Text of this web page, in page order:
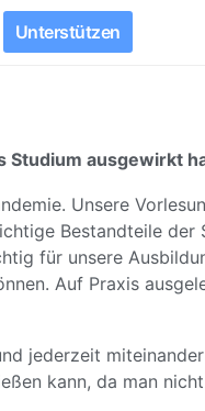
Unterstützen
Studium ausgewirkt
Unsere
Bestandteile der
für unsere
Auf Praxis
jederzeit
kann, da man